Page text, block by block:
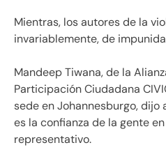
Mientras, los autores de la
invariablemente, de
Mandeep Tiwana, de la
Participación Ciudadana
sede en Johannesburgo, dijo
es la confianza de la gente
representativo.